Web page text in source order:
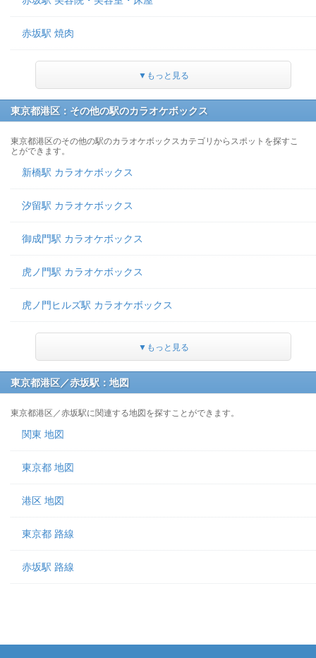
赤坂駅 焼肉
▼もっと見る
東京都港区：その他の駅のカラオケボックス
東京都港区のその他の駅のカラオケボックスカテゴリからスポットを探すこ
とができます。
新橋駅 カラオケボックス
汐留駅 カラオケボックス
御成門駅 カラオケボックス
虎ノ門駅 カラオケボックス
虎ノ門ヒルズ駅 カラオケボックス
▼もっと見る
東京都港区／赤坂駅：地図
東京都港区／赤坂駅に関連する地図を探すことができます。
関東 地図
東京都 地図
港区 地図
東京都 路線
赤坂駅 路線